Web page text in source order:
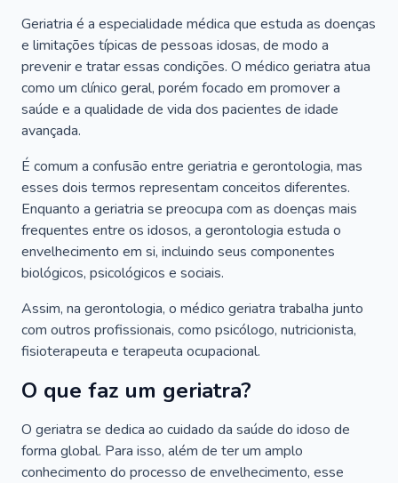
Geriatria é a especialidade médica que estuda as doenças
e limitações típicas de pessoas idosas, de modo a
prevenir e tratar essas condições. O médico geriatra atua
como um clínico geral, porém focado em promover a
saúde e a qualidade de vida dos pacientes de idade
avançada.
É comum a confusão entre geriatria e gerontologia, mas
esses dois termos representam conceitos diferentes.
Enquanto a geriatria se preocupa com as doenças mais
frequentes entre os idosos, a gerontologia estuda o
envelhecimento em si, incluindo seus componentes
biológicos, psicológicos e sociais.
Assim, na gerontologia, o médico geriatra trabalha junto
com outros profissionais, como psicólogo, nutricionista,
fisioterapeuta e terapeuta ocupacional.
O que faz um geriatra?
O geriatra se dedica ao cuidado da saúde do idoso de
forma global. Para isso, além de ter um amplo
conhecimento do processo de envelhecimento, esse